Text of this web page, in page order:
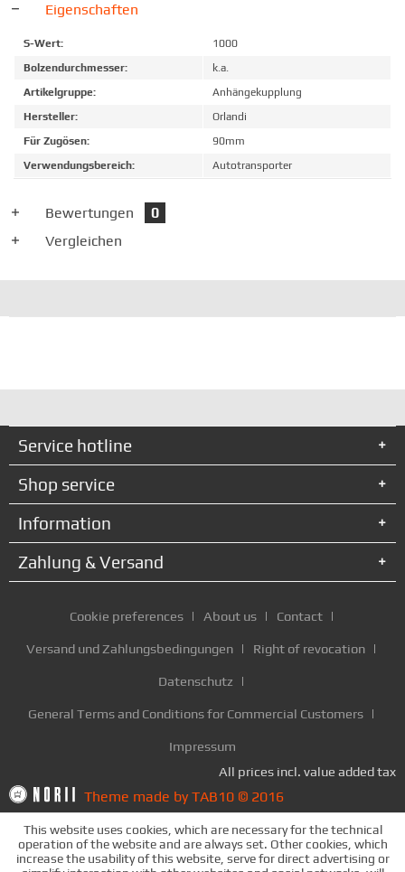
Eigenschaften
S-Wert:
1000
Bolzendurchmesser:
k.a.
Artikelgruppe:
Anhängekupplung
Hersteller:
Orlandi
Für Zugösen:
90mm
Verwendungsbereich:
Autotransporter
Bewertungen
0
Vergleichen
Service hotline
Shop service
Information
Zahlung & Versand
Cookie preferences About us Contact
Versand und Zahlungsbedingungen Right of revocation
Datenschutz
General Terms and Conditions for Commercial Customers
Impressum
All prices incl. value added tax
Theme made by TAB10 © 2016
This website uses cookies, which are necessary for the technical
operation of the website and are always set. Other cookies, which
increase the usability of this website, serve for direct advertising or